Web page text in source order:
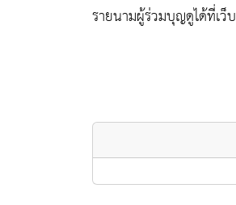
รายนามผู้ร่วมบุญดูได้ที่เว็บ